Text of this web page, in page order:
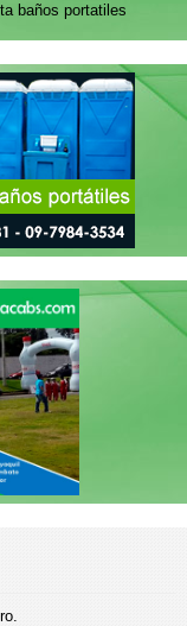
baños portatiles